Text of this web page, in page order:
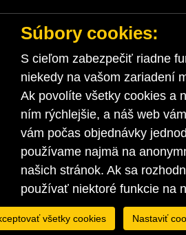
Súbory cookies:
S cieľom zabezpečiť riadne
niekedy na vašom zariadení
Ak povolíte všetky cookies a
ním rýchlejšie, a náš web
vám počas objednávky
používame najmä na
našich stránok. Ak sa
používať niektoré funkcie na
všetky cookies Nastaviť